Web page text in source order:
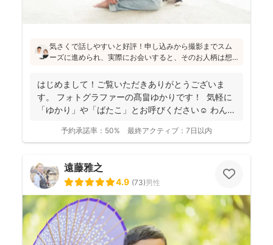
気さくで話しやすいと好評！申し込みから撮影までスム
ーズに進められ、実際にお会いすると、そのお人柄は想
フォトの研修をしっかり受講され、ウェディング業界経
験もあり、赤ちゃんから大人まで安心してお写りいただ
けます♪
はじめまして！ご覧いただきありがとうございま
す。 フォトグラファーの髙畠ゆかりです！ 気軽に
「ゆかり」や「ばたこ」とお呼びください☺︎ わんぱ
予約承諾率： 50% 最終アクティブ： 7日以内
遠藤雅之
4.9 (73)男性